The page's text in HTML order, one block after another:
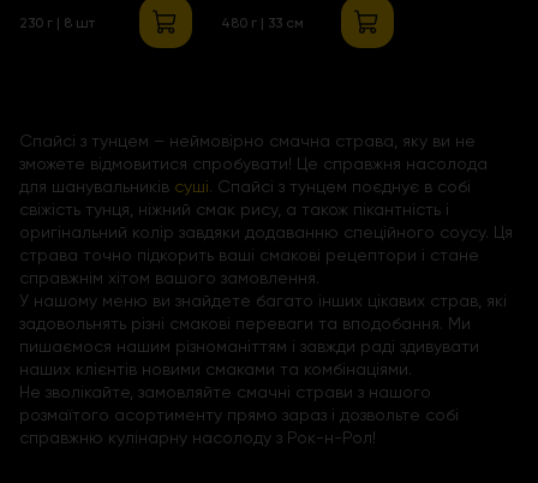
230 г | 8 шт 480 г | 33 см
Спайсі з тунцем – неймовірно смачна страва, яку ви не
зможете відмовитися спробувати! Це справжня насолода
для шанувальників суші. Спайсі з тунцем поєднує в собі
свіжість тунця, ніжний смак рису, а також пікантність і
оригінальний колір завдяки додаванню спеційного соусу. Ця
страва точно підкорить ваші смакові рецептори і стане
справжнім хітом вашого замовлення.
У нашому меню ви знайдете багато інших цікавих страв, які
задовольнять різні смакові переваги та вподобання. Ми
пишаємося нашим різноманіттям і завжди раді здивувати
наших клієнтів новими смаками та комбінаціями.
Не зволікайте, замовляйте смачні страви з нашого
розмаїтого асортименту прямо зараз і дозвольте собі
справжню кулінарну насолоду з Рок-н-Рол!